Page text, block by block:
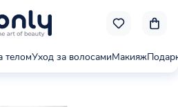
теломУход за волосамиМакияж